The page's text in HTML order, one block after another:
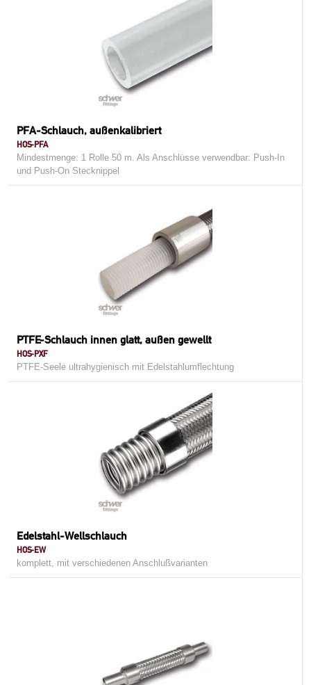
PFA-Schlauch, außenkalibriert
HOS-PFA
Mindestmenge: 1 Rolle 50 m. Als Anschlüsse verwendbar: Push-In
und Push-On Stecknippel
PTFE-Schlauch innen glatt, außen gewellt
HOS-PXF
PTFE-Seele ultrahygienisch mit Edelstahlumflechtung
Edelstahl-Wellschlauch
HOS-EW
komplett, mit verschiedenen Anschlußvarianten